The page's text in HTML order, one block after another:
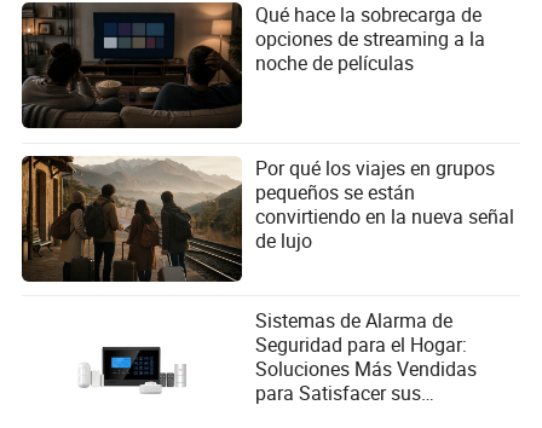
Qué hace la sobrecarga de
opciones de streaming a la
noche de películas
Por qué los viajes en grupos
pequeños se están
convirtiendo en la nueva señal
de lujo
Sistemas de Alarma de
Seguridad para el Hogar:
Soluciones Más Vendidas
para Satisfacer sus